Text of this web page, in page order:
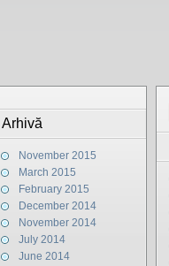
Arhivă
November 2015
March 2015
February 2015
December 2014
November 2014
July 2014
June 2014